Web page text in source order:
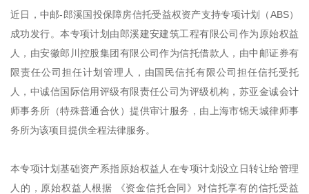
近日，中邮-郎溪国投保障房信托受益权资产支持专项计划（ABS）
成功发行。本专项计划由郎溪建安建筑工程有限公司作为原始权益
人，由安徽郎川控股集团有限公司作为信托借款人，由中邮证券有
限责任公司担任计划管理人，由国民信托有限公司担任信托受托
人，中诚信国际信用评级有限责任公司为评级机构，苏亚金诚会计
师事务所（特殊普通合伙）提供审计服务，由上海市锦天城律师事
务所为该项目提供全程法律服务。
本专项计划基础资产系指原始权益人在专项计划设立日转让给管理
人的，原始权益人根据 《资金信托合同》对信托享有的信托受益